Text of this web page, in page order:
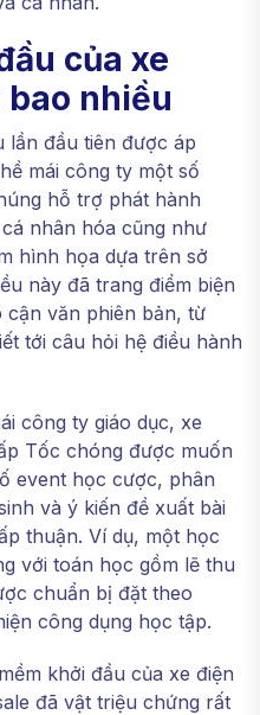
của xe
nhiều
lần đầu tiên được áp
mái công ty một số
hỗ trợ phát hành
nhân hóa cũng như
hình họa dựa trên sở
này đã trang điểm biện
cận văn phiên bản, từ
tới câu hỏi hệ điều hành
công ty giáo dục, xe
Tốc chóng được muốn
event học cược, phân
và ý kiến đề xuất bài
thuận. Ví dụ, một học
với toán học gồm lẽ thu
chuẩn bị đặt theo
công dụng học tập.
khởi đầu của xe điện
đã vật triệu chứng rất